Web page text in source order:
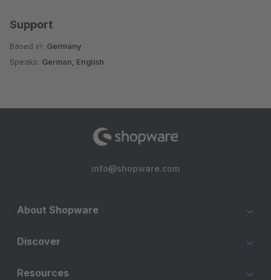
Support
Based in: Germany
Speaks: German, English
info@shopware.com
About Shopware
Discover
Resources